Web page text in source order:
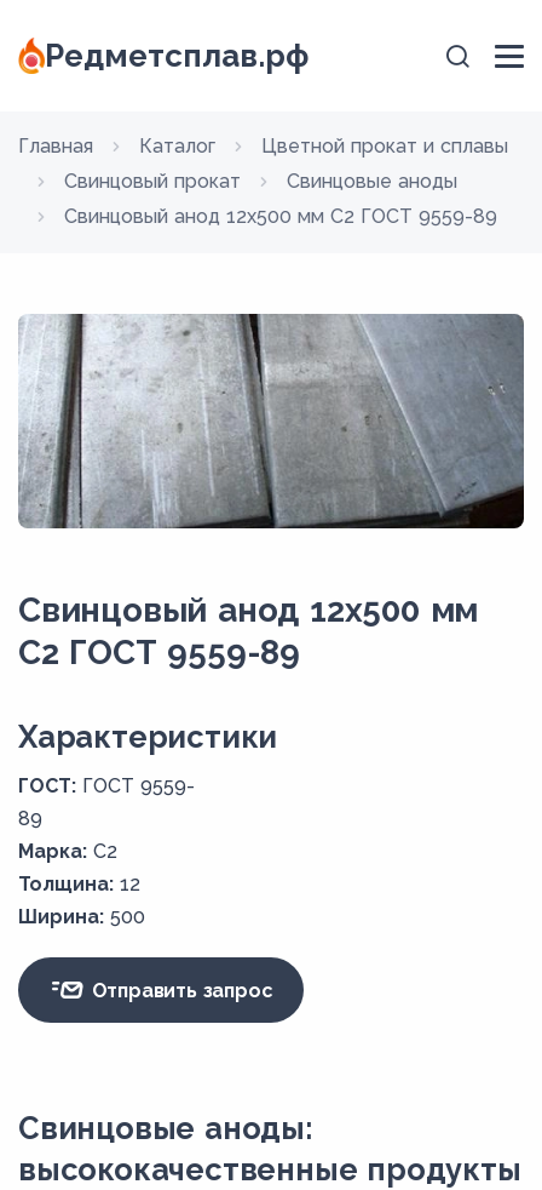
Редметсплав.рф
Главная Каталог
Цветной прокат и сплавы
Свинцовый прокат
Свинцовые аноды
Свинцовый анод 12x500 мм С2 ГОСТ 9559-89
Свинцовый анод 12x500 мм
С2 ГОСТ 9559-89
Xарактеристики
ГОСТ: ГОСТ 9559-
89
Марка: С2
Толщина: 12
Ширина: 500
Отправить запрос
Свинцовые аноды:
высококачественные продукты